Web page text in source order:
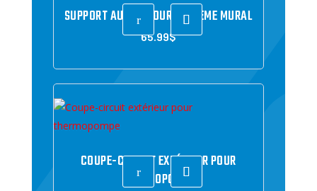
SUPPORT AU SOL POUR SYSTÈME MURAL
65.99$
r
COUPE-CIRCUIT EXTÉRIEUR POUR
THERMOPOMPE
r